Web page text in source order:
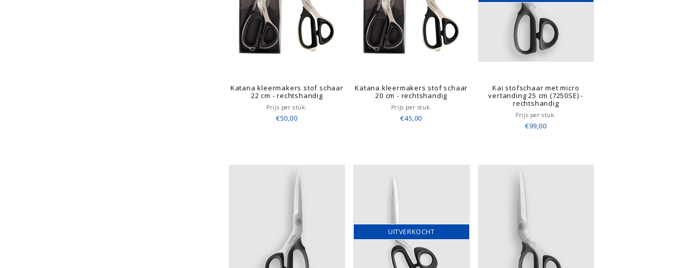
Katana kleermakers stof schaar
22 cm - rechtshandig
Prijs per stuk.
€50,00
Katana kleermakers stof schaar
20 cm - rechtshandig
Prijs per stuk.
€45,00
Kai stofschaar met micro
vertanding 25 cm (7250SE) -
rechtshandig
Prijs per stuk.
€99,00
UITVERKOCHT